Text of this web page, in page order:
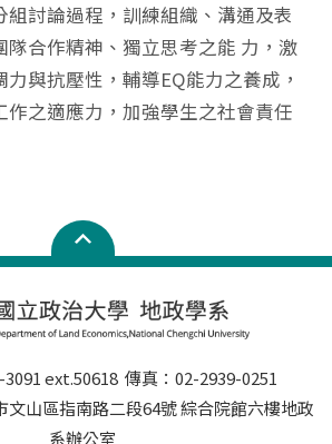
組討論過程，訓練組織、溝通及表
隊合作精神、獨立思考之能 力，激
與抗壓性，輔導EQ能力之養成，
作之適應力，加強學生之社會責任
ext.50618 傳真：02-2939-0251
文山區指南路二段64號 綜合院館六樓地政
系辦公室